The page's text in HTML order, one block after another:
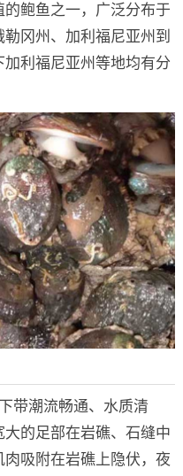
鲍鱼之一，广泛分布于
冈州、加利福尼亚州到
利福尼亚州等地均有分
带潮流畅通、水质清
的足部在岩礁、石缝中
吸附在岩礁上隐伏，夜